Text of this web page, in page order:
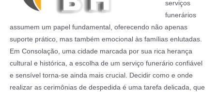
serviços
funerários
assumem um papel fundamental, oferecendo não apenas
suporte prático, mas também emocional às famílias enlutadas.
Em Consolação, uma cidade marcada por sua rica herança
cultural e histórica, a escolha de um serviço funerário confiável
e sensível torna-se ainda mais crucial. Decidir como e onde
realizar as cerimônias de despedida é uma tarefa delicada, que